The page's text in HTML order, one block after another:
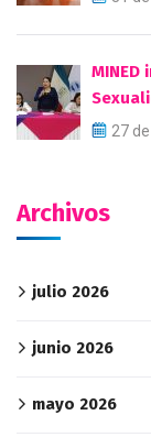
27
Archivos
julio 2026
junio 2026
mayo 2026